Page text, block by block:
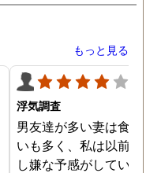
写真を確認することもで
ましたが、真実を知るこ
ができて良かったです。
もっと見る
浮気調査
男友達が多い妻は食事の
いも多く、私は以前から
し嫌な予感がしていまし